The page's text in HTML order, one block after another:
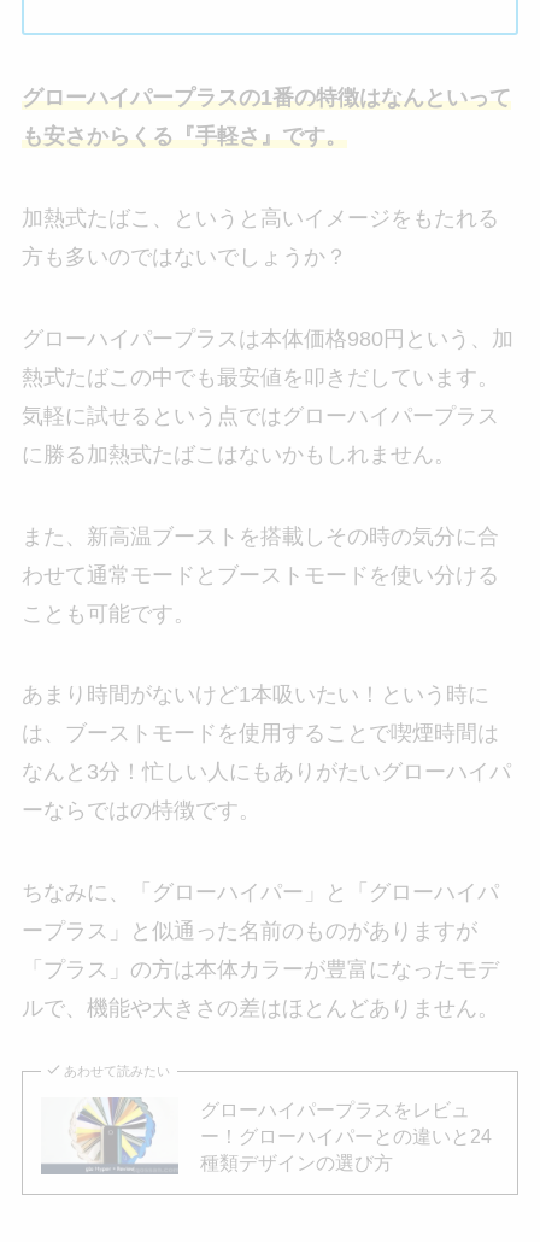
グローハイパープラスの1番の特徴はなんといって
も安さからくる『手軽さ』です。
加熱式たばこ、というと高いイメージをもたれる
方も多いのではないでしょうか？
グローハイパープラスは本体価格980円という、加
熱式たばこの中でも最安値を叩きだしています。
気軽に試せるという点ではグローハイパープラス
に勝る加熱式たばこはないかもしれません。
また、新高温ブーストを搭載しその時の気分に合
わせて通常モードとブーストモードを使い分ける
ことも可能です。
あまり時間がないけど1本吸いたい！という時に
は、ブーストモードを使用することで喫煙時間は
なんと3分！忙しい人にもありがたいグローハイパ
ーならではの特徴です。
ちなみに、「グローハイパー」と「グローハイパ
ープラス」と似通った名前のものがありますが
「プラス」の方は本体カラーが豊富になったモデ
ルで、機能や大きさの差はほとんどありません。
あわせて読みたい
グローハイパープラスをレビュ
ー！グローハイパーとの違いと24
種類デザインの選び方